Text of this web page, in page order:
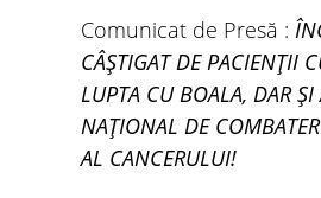
Comunicat de Presă :
CÂȘTIGAT DE PACIENȚII
LUPTA CU BOALA, DAR
NAȚIONAL DE
AL CANCERULUI!